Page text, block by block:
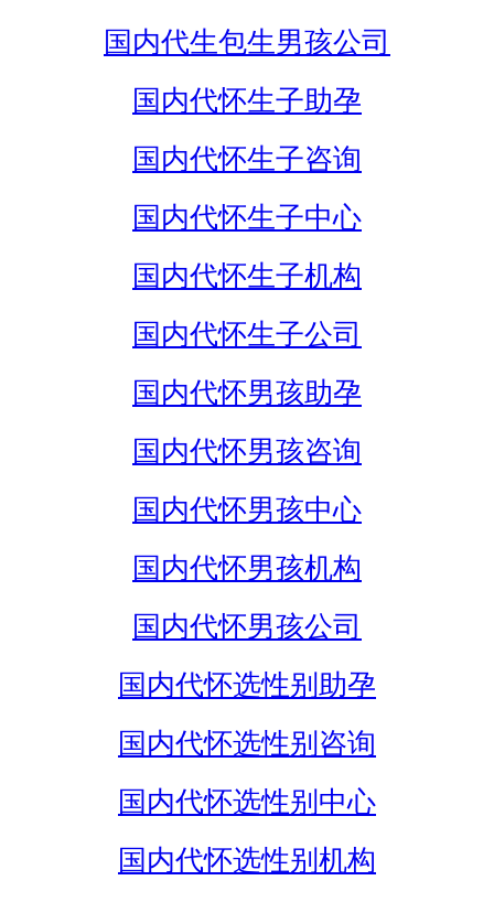
国内代生包生男孩公司
国内代怀生子助孕
国内代怀生子咨询
国内代怀生子中心
国内代怀生子机构
国内代怀生子公司
国内代怀男孩助孕
国内代怀男孩咨询
国内代怀男孩中心
国内代怀男孩机构
国内代怀男孩公司
国内代怀选性别助孕
国内代怀选性别咨询
国内代怀选性别中心
国内代怀选性别机构